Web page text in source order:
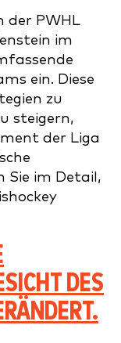
der PWHL
im
ein. Diese
zu
steigern,
der Liga
Sie im Detail,
DES